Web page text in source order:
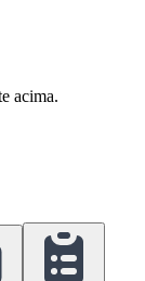
acima.